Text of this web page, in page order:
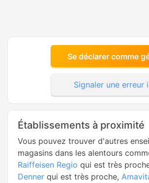
Se déclarer comme
Signaler une erreur
Établissements à proximité
Vous pouvez trouver d'autres
magasins dans les alentours
Raiffeisen Regio qui est très
Denner qui est très proche,